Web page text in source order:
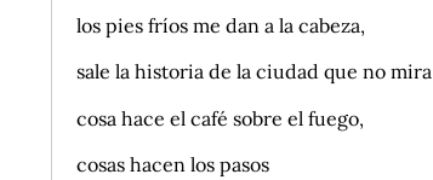
los pies fríos me dan a la cabeza,
sale la historia de la ciudad que no mira
cosa hace el café sobre el fuego,
cosas hacen los pasos